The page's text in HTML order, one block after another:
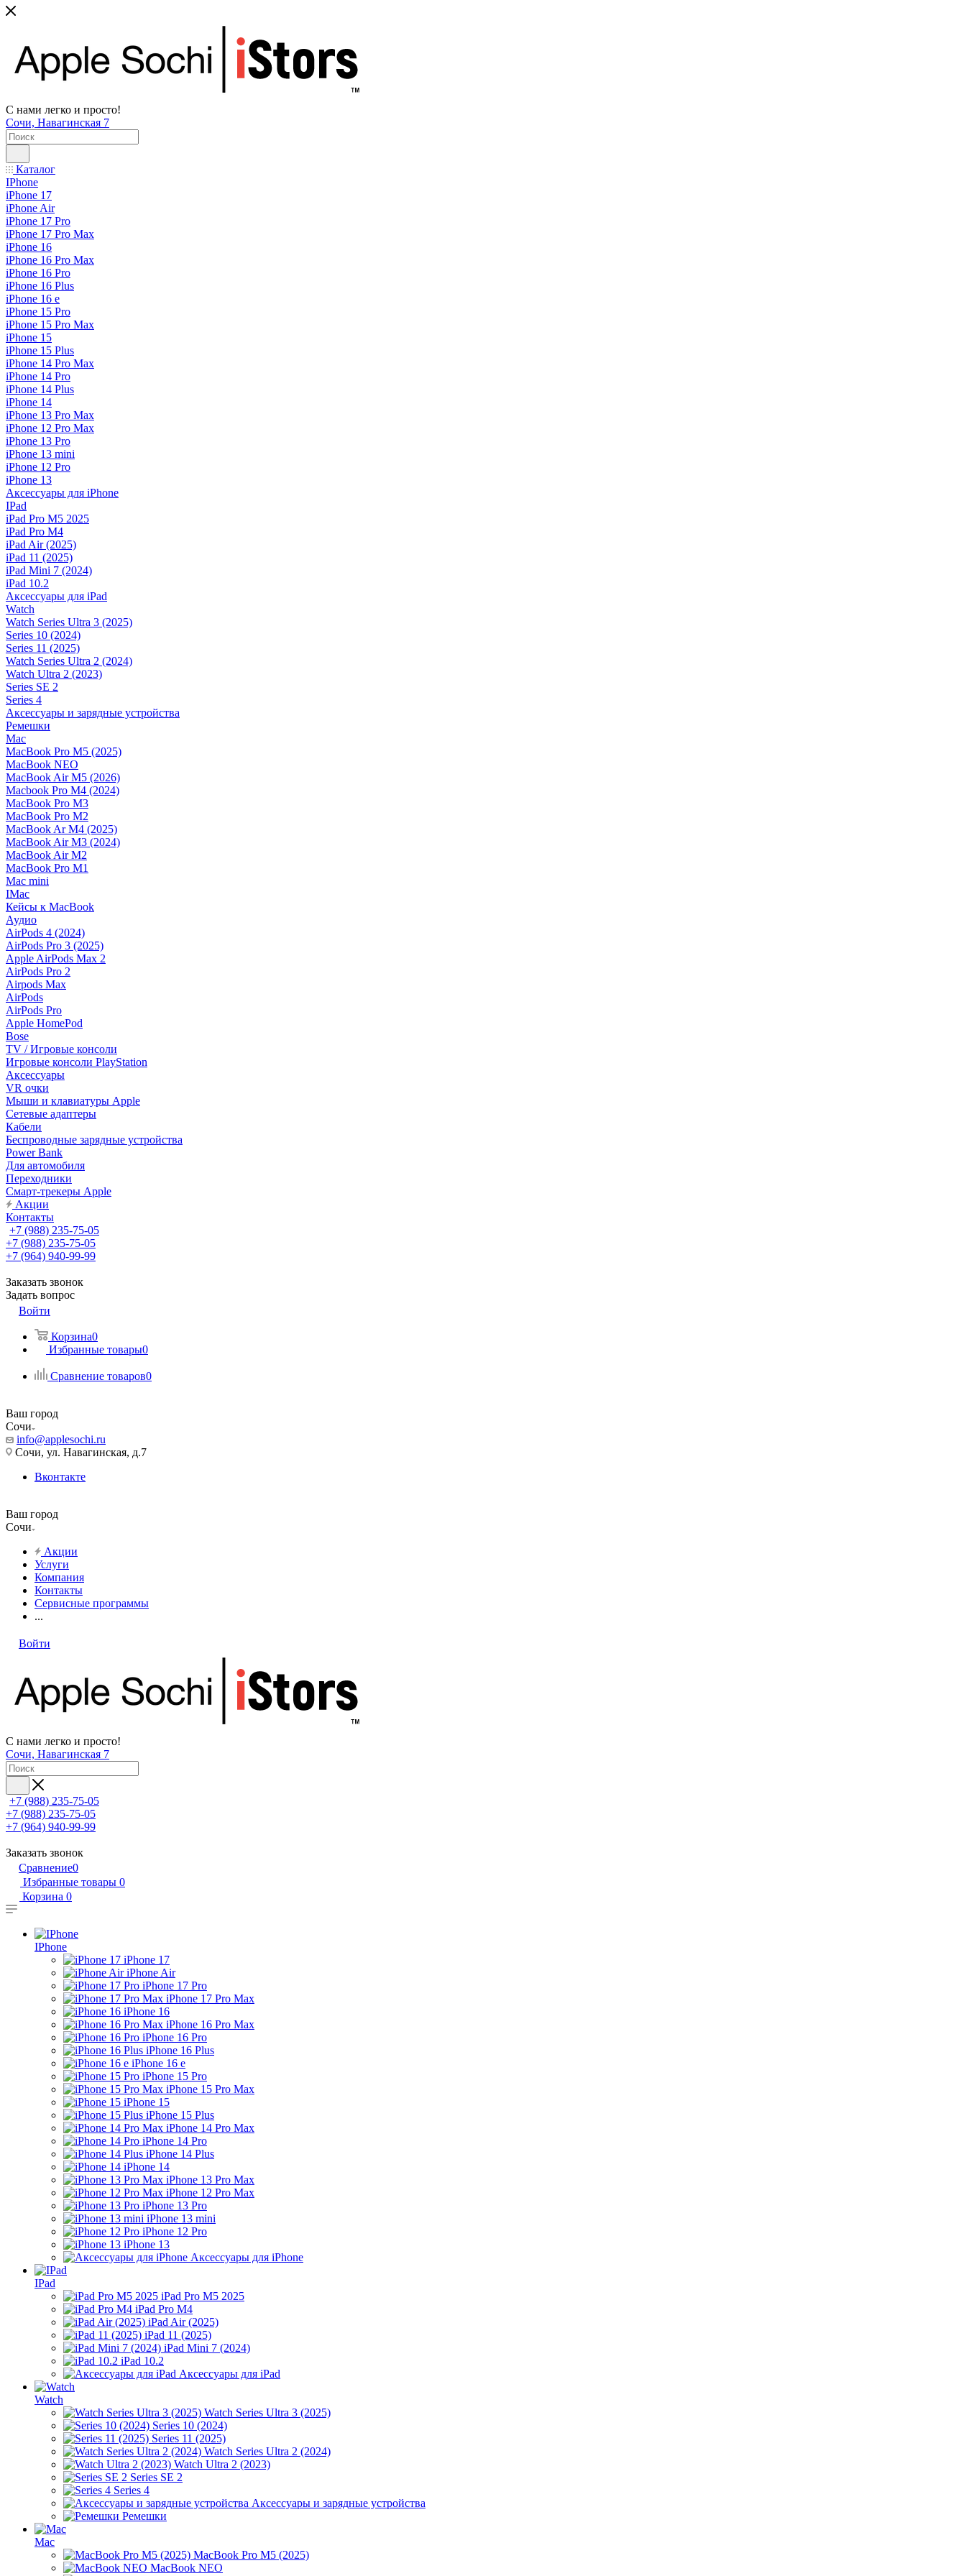
С нами легко и просто!
Сочи, Навагинская 7
Каталог
IPhone
iPhone 17
iPhone Air
iPhone 17 Pro
iPhone 17 Pro Max
iPhone 16
iPhone 16 Pro Max
iPhone 16 Pro
iPhone 16 Plus
iPhone 16 e
iPhone 15 Pro
iPhone 15 Pro Max
iPhone 15
iPhone 15 Plus
iPhone 14 Pro Max
iPhone 14 Pro
iPhone 14 Plus
iPhone 14
iPhone 13 Pro Max
iPhone 12 Pro Max
iPhone 13 Pro
iPhone 13 mini
iPhone 12 Pro
iPhone 13
Аксессуары для iPhone
IPad
iPad Pro M5 2025
iPad Pro M4
iPad Air (2025)
iPad 11 (2025)
iPad Mini 7 (2024)
iPad 10.2
Аксессуары для iPad
Watch
Watch Series Ultra 3 (2025)
Series 10 (2024)
Series 11 (2025)
Watch Series Ultra 2 (2024)
Watch Ultra 2 (2023)
Series SE 2
Series 4
Аксессуары и зарядные устройства
Ремешки
Mac
MacBook Pro M5 (2025)
MacBook NEO
MacBook Air M5 (2026)
Macbook Pro M4 (2024)
MacBook Pro M3
MacBook Pro M2
MacBook Ar M4 (2025)
MacBook Air M3 (2024)
MacBook Air M2
MacBook Pro M1
Mac mini
IMac
Кейсы к MacBook
Аудио
AirPods 4 (2024)
AirPods Pro 3 (2025)
Apple AirPods Max 2
AirPods Pro 2
Airpods Max
AirPods
AirPods Pro
Apple HomePod
Bose
TV / Игровые консоли
Игровые консоли PlayStation
Аксессуары
VR очки
Мыши и клавиатуры Apple
Сетевые адаптеры
Кабели
Беспроводные зарядные устройства
Power Bank
Для автомобиля
Переходники
Смарт-трекеры Apple
Акции
Контакты
+7 (988) 235-75-05
+7 (988) 235-75-05
+7 (964) 940-99-99
Заказать звонок
Задать вопрос
Войти
Корзина0
Избранные товары0
Сравнение товаров0
Ваш город
Сочи
info@applesochi.ru
Сочи, ул. Навагинская, д.7
Вконтакте
Ваш город
Сочи
Акции
Услуги
Компания
Контакты
Сервисные программы
...
Войти
С нами легко и просто!
Сочи, Навагинская 7
+7 (988) 235-75-05
+7 (988) 235-75-05
+7 (964) 940-99-99
Заказать звонок
Сравнение0
Избранные товары 0
Корзина 0
IPhone
iPhone 17
iPhone Air
iPhone 17 Pro
iPhone 17 Pro Max
iPhone 16
iPhone 16 Pro Max
iPhone 16 Pro
iPhone 16 Plus
iPhone 16 e
iPhone 15 Pro
iPhone 15 Pro Max
iPhone 15
iPhone 15 Plus
iPhone 14 Pro Max
iPhone 14 Pro
iPhone 14 Plus
iPhone 14
iPhone 13 Pro Max
iPhone 12 Pro Max
iPhone 13 Pro
iPhone 13 mini
iPhone 12 Pro
iPhone 13
Аксессуары для iPhone
IPad
iPad Pro M5 2025
iPad Pro M4
iPad Air (2025)
iPad 11 (2025)
iPad Mini 7 (2024)
iPad 10.2
Аксессуары для iPad
Watch
Watch Series Ultra 3 (2025)
Series 10 (2024)
Series 11 (2025)
Watch Series Ultra 2 (2024)
Watch Ultra 2 (2023)
Series SE 2
Series 4
Аксессуары и зарядные устройства
Ремешки
Mac
MacBook Pro M5 (2025)
MacBook NEO